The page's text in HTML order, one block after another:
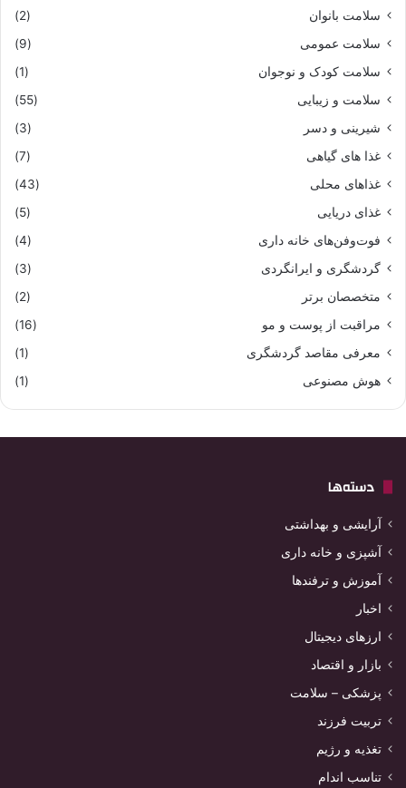
سلامت بانوان
(2)
سلامت عمومی
(9)
سلامت کودک و نوجوان
(1)
سلامت و زیبایی
(55)
شیرینی و دسر
(3)
غذا های گیاهی
(7)
غذاهای محلی
(43)
غذای دریایی
(5)
فوت‌وفن‌های خانه داری
(4)
گردشگری و ایرانگردی
(3)
متخصصان برتر
(2)
مراقبت از پوست و مو
(16)
معرفی مقاصد گردشگری
(1)
هوش مصنوعی
(1)
دسته‌ها
آرایشی و بهداشتی
آشپزی و خانه داری
آموزش و ترفندها
اخبار
ارزهای دیجیتال
بازار و اقتصاد
پزشکی – سلامت
تربیت فرزند
تغذیه و رژیم
تناسب اندام